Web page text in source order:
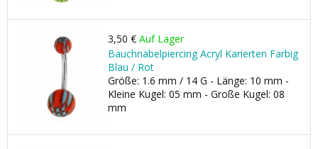
3,50 € Auf Lager
Bauchnabelpiercing Acryl Karierten Farbig
Blau / Rot
Größe: 1.6 mm / 14 G - Länge: 10 mm -
Kleine Kugel: 05 mm - Große Kugel: 08
mm